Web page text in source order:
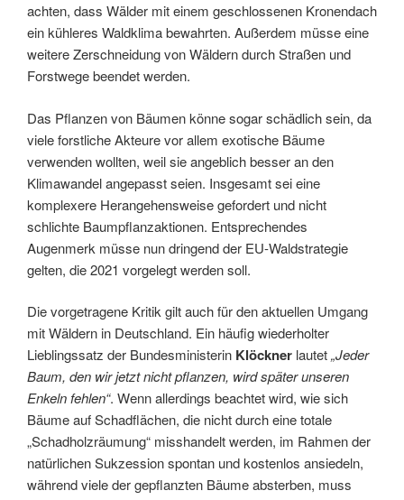
achten, dass Wälder mit einem geschlossenen Kronendach
ein kühleres Waldklima bewahrten. Außerdem müsse eine
weitere Zerschneidung von Wäldern durch Straßen und
Forstwege beendet werden.
Das Pflanzen von Bäumen könne sogar schädlich sein, da
viele forstliche Akteure vor allem exotische Bäume
verwenden wollten, weil sie angeblich besser an den
Klimawandel angepasst seien. Insgesamt sei eine
komplexere Herangehensweise gefordert und nicht
schlichte Baumpflanzaktionen. Entsprechendes
Augenmerk müsse nun dringend der EU-Waldstrategie
gelten, die 2021 vorgelegt werden soll.
Die vorgetragene Kritik gilt auch für den aktuellen Umgang
mit Wäldern in Deutschland. Ein häufig wiederholter
Lieblingssatz der Bundesministerin Klöckner lautet„Jeder
Baum, den wir jetzt nicht pflanzen, wird später unseren
Enkeln fehlen“. Wenn allerdings beachtet wird, wie sich
Bäume auf Schadflächen, die nicht durch eine totale
„Schadholzräumung“ misshandelt werden, im Rahmen der
natürlichen Sukzession spontan und kostenlos ansiedeln,
während viele der gepflanzten Bäume absterben, muss